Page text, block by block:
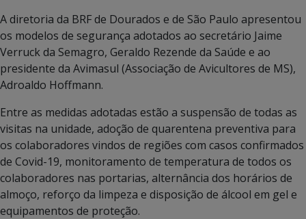
A diretoria da BRF de Dourados e de São Paulo apresentou
os modelos de segurança adotados ao secretário Jaime
Verruck da Semagro, Geraldo Rezende da Saúde e ao
presidente da Avimasul (Associação de Avicultores de MS),
Adroaldo Hoffmann.
Entre as medidas adotadas estão a suspensão de todas as
visitas na unidade, adoção de quarentena preventiva para
os colaboradores vindos de regiões com casos confirmados
de Covid-19, monitoramento de temperatura de todos os
colaboradores nas portarias, alternância dos horários de
almoço, reforço da limpeza e disposição de álcool em gel e
equipamentos de proteção.